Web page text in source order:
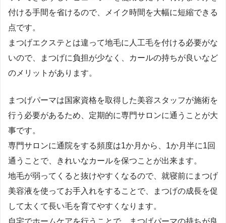
付ける手間を省けるので、メイク時間を大幅に短縮できる
点です。
まつげエクステとは違って地毛に人工毛を付ける必要がな
いので、まつげに負担が少なく、カールの持ちが良いなど
のメリットがあります。
まつげパーマは国家資格を取得した美容スタッフが施術を
行う必要があるため、定期的に専門サロンに通うことが大
事です。
専門サロンに通院をする頻度は1か月から、1か月半に1回
通うことで、きれいなカールを保つことが出来ます。
地毛が弱ってくると抜けやすくなるので、就寝前にまつげ
美容液を使ってお手入れをすることで、まつげの成長を促
して太くて長い毛を育てやすくなります。